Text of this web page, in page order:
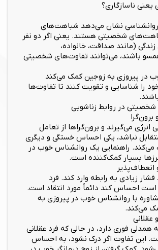
ناسازگاری؟
روانشناسی نشان می‌دهد شباهت‌های
شخصیتی هستند. یعنی اگر دو نفر
(مانند صداقت، خانواده،
باشند، می‌توانند تفاوت‌های شخصیتی
در پیروزی به زوجین کمک می‌کند
را شناسایی و تقویت کنند تا تفاوت‌ها
در روابط زناشویی
انرژی می‌گیرند و برون‌گراها از تعامل
نباشد، یکی احساس خستگی و دیگری
راهنمایی یک روانشناس خوب در
بسیار کمک‌کننده است.
زیادی به رابطه وارد کند. فرد
احساس کند دائماً مورد انتقاد است.
با روانشناس خوب در پیروزی به
می‌کند.
همدلی فوری دارد، در حالی که فرد عقلانی
این تفاوت اگر درک نشود، به احساس